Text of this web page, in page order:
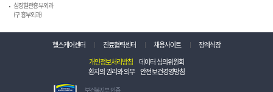
심장혈관흉부외과
(구 흉부외과)
헬스케어센터 진료협력센터 채용사이트
장례식장
개인정보처리방침
데이터 심의위원회
환자의 권리와 의무
안전보건경영방침
보
보건복지부 인증